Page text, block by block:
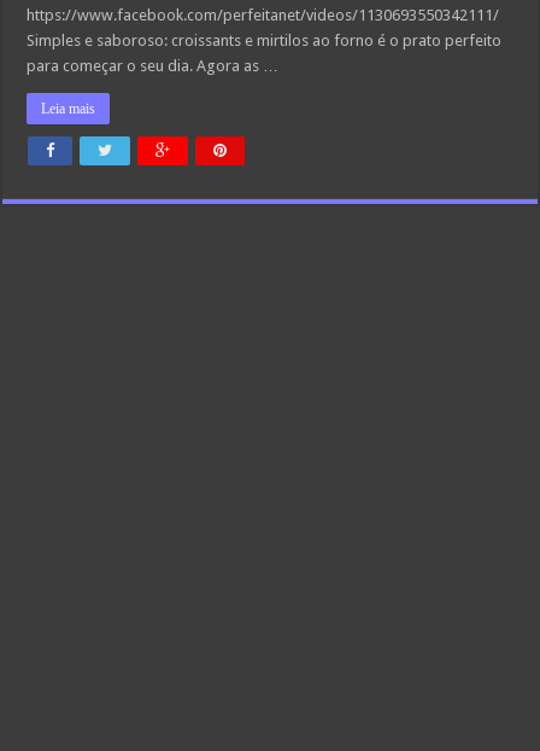
https://www.facebook.com/perfeitanet/videos/1130693550342111/
Simples e saboroso: croissants e mirtilos ao forno é o prato perfeito
para começar o seu dia. Agora as …
Leia mais